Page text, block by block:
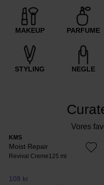
MAKEUP PARFUME
STYLING NEGLE
Vores
KMS
Moist Repair
Revival Creme125 ml
108 kr